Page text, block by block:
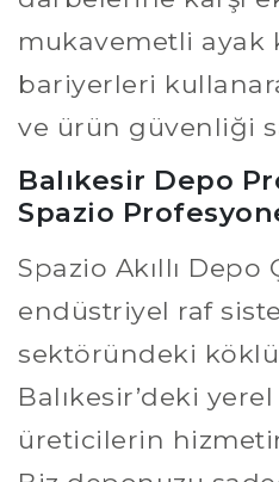
mukavemetli ayak
bariyerleri
ve ürün güvenliği
Balıkesir Depo
Spazio
Spazio Akıllı Depo
endüstriyel raf
sektöründeki
Balıkesir’deki
üreticilerin